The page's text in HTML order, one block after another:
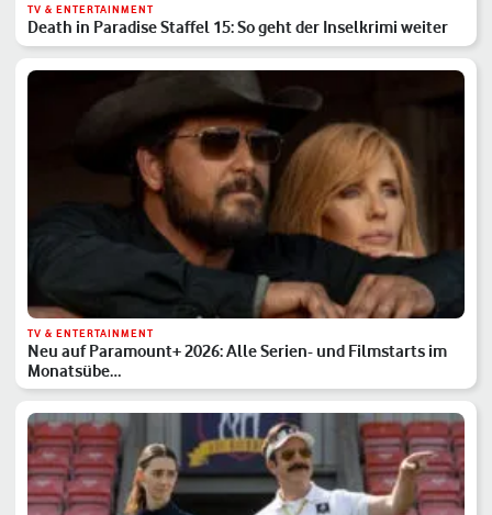
TV & ENTERTAINMENT
Death in Paradise Staffel 15: So geht der Inselkrimi weiter
TV & ENTERTAINMENT
Neu auf Paramount+ 2026: Alle Serien- und Filmstarts im
Monatsübe…